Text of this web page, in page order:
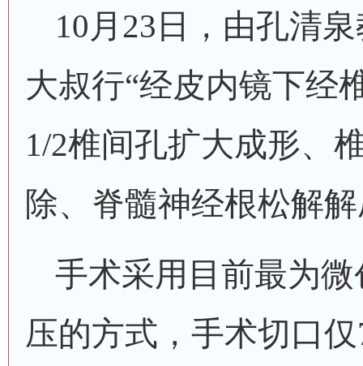
10月23日，由孔清
大叔行“经皮内镜下经
1/2椎间孔扩大成形、
除、脊髓神经根松解
手术采用目前最为
压的方式，手术切口仅